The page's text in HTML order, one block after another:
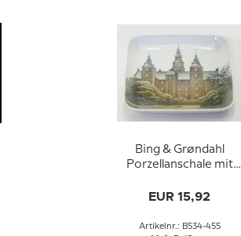
Bing & Grøndahl
Porzellanschale mit
EUR 15,92
Artikelnr.: B534-455